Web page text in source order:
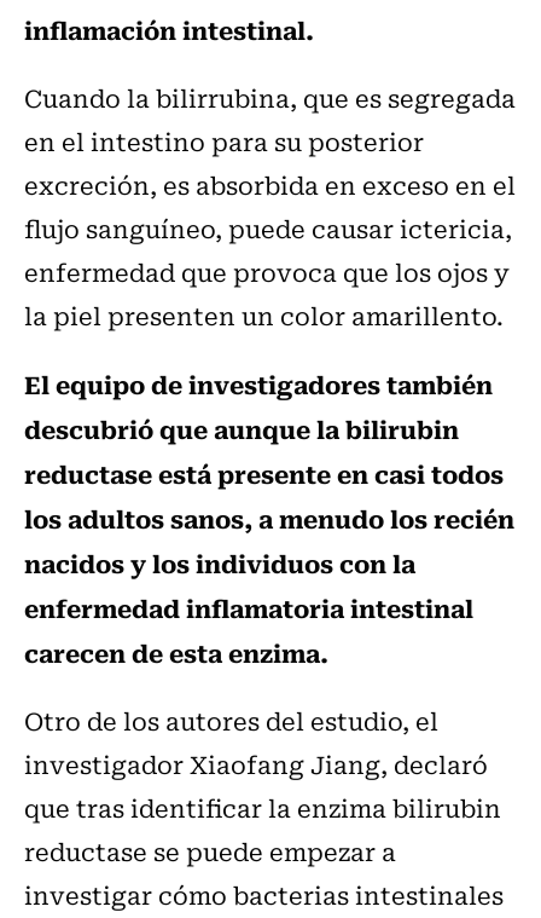
inflamación intestinal.
Cuando la bilirrubina, que es segregada
en el intestino para su posterior
excreción, es absorbida en exceso en el
flujo sanguíneo, puede causar ictericia,
enfermedad que provoca que los ojos y
la piel presenten un color amarillento.
El equipo de investigadores también
descubrió que aunque la bilirubin
reductase está presente en casi todos
los adultos sanos, a menudo los recién
nacidos y los individuos con la
enfermedad inflamatoria intestinal
carecen de esta enzima.
Otro de los autores del estudio, el
investigador Xiaofang Jiang, declaró
que tras identificar la enzima bilirubin
reductase se puede empezar a
investigar cómo bacterias intestinales